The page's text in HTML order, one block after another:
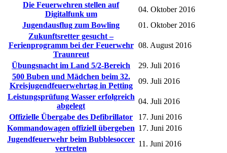
Die Feuerwehren stellen auf
Digitalfunk um
04. Oktober 2016
Jugendausflug zum Bowling
01. Oktober 2016
Zukunftsretter gesucht –
Ferienprogramm bei der Feuerwehr
Traunreut
08. August 2016
Übungsnacht im Land 5/2-Bereich
29. Juli 2016
500 Buben und Mädchen beim 32.
Kreisjugendfeuerwehrtag in Petting
09. Juli 2016
Leistungsprüfung Wasser erfolgreich
abgelegt
04. Juli 2016
Offizielle Übergabe des Defibrillator
17. Juni 2016
Kommandowagen offiziell übergeben 17. Juni 2016
Jugendfeuerwehr beim Bubblesoccer
vertreten
11. Juni 2016